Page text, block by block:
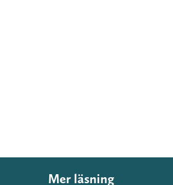
Mer läsning